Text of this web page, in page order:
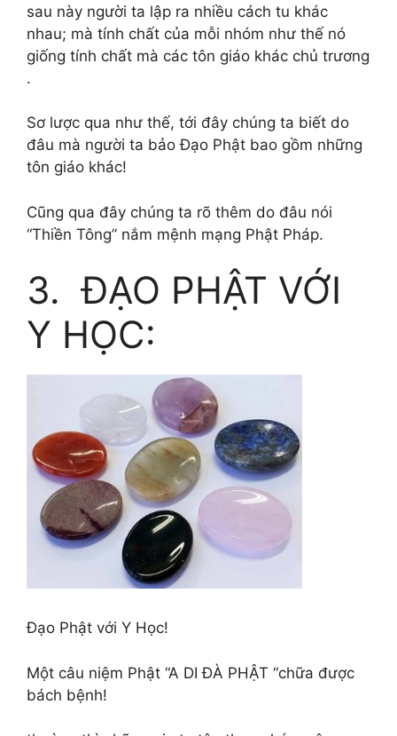
sau này người ta lập ra nhiều cách tu khác
nhau; mà tính chất của mỗi nhóm như thế nó
giống tính chất mà các tôn giáo khác chủ trương
.
Sơ lược qua như thế, tới đây chúng ta biết do
đâu mà người ta bảo Đạo Phật bao gồm những
tôn giáo khác!
Cũng qua đây chúng ta rõ thêm do đâu nói
“Thiền Tông” nắm mệnh mạng Phật Pháp.
3. ĐẠO PHẬT VỚI
Y HỌC:
Đạo Phật với Y Học!
Một câu niệm Phật “A DI ĐÀ PHẬT “chữa được
bách bệnh!